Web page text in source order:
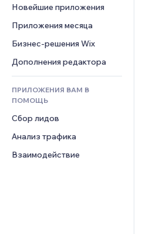
Складские услуги
Еда и напитки
PDF
Обмен файлами
Новости
Баннеры и значки
Калькуляторы
Погода
Графики и таблицы
Чат
Комментарии
Телефон
Сообщество
Отзывы и комментарии
Управление отношениями с
клиентом (CRM)
Новейшие приложения
Приложения месяца
Бизнес-решения Wix
Дополнения редактора
ПРИЛОЖЕНИЯ ВАМ В
ПОМОЩЬ
Сбор лидов
Анализ трафика
Взаимодействие